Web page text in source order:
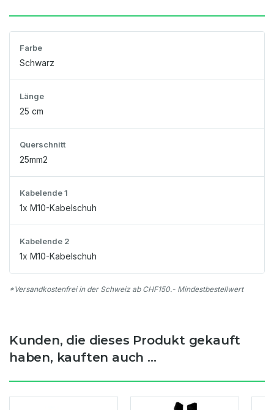
Farbe
Schwarz
Länge
25 cm
Querschnitt
25mm2
Kabelende 1
1x M10-Kabelschuh
Kabelende 2
1x M10-Kabelschuh
*Versandkostenfrei in der Schweiz ab CHF150.- Mindestbestellwert
Kunden, die dieses Produkt gekauft
haben, kauften auch ...